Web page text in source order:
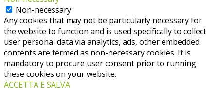
Non-necessary
Any cookies that may not be particularly necessary for
the website to function and is used specifically to collect
user personal data via analytics, ads, other embedded
contents are termed as non-necessary cookies. It is
mandatory to procure user consent prior to running
these cookies on your website.
ACCETTA E SALVA